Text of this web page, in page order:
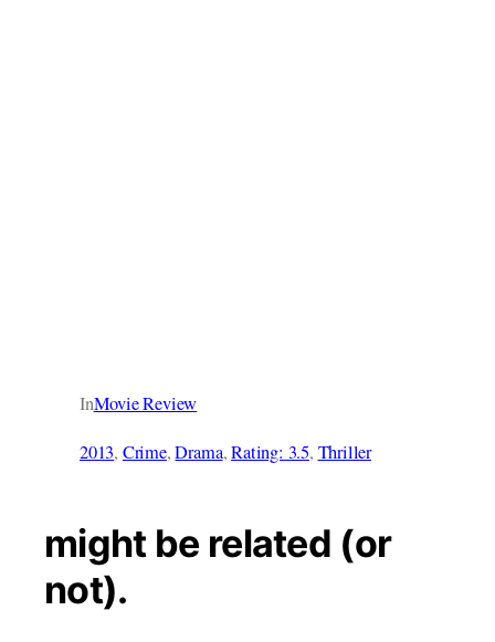
InMovie Review
2013, Crime, Drama, Rating: 3.5, Thriller
might be related (or
not).